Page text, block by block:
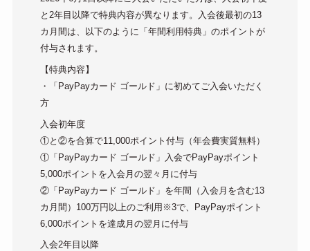
と2年目以降で特典内容が異なります。入会後最初の13
カ月間は、以下のように「年間利用特典」のポイントが
付与されます。
【特典内容】
・「PayPayカード ゴールド」に初めてご入会いただく
方
入会初年度
①と②を合算で11,000ポイント付与（年会費実質無料）
①「PayPayカード ゴールド」入会でPayPayポイント
5,000ポイントを入会月の翌々月に付与
②「PayPayカード ゴールド」を年間（入会月を含む13
カ月間）100万円以上のご利用※3で、PayPayポイント
6,000ポイントを達成月の翌月に付与
入会2年目以降